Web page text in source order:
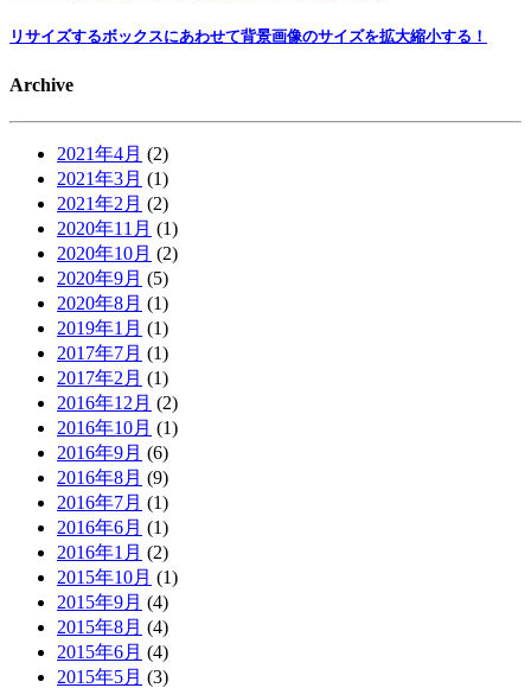
リサイズするボックスにあわせて背景画像のサイズを拡大縮小する！
Archive
2021年4月 (2)
2021年3月 (1)
2021年2月 (2)
2020年11月 (1)
2020年10月 (2)
2020年9月 (5)
2020年8月 (1)
2019年1月 (1)
2017年7月 (1)
2017年2月 (1)
2016年12月 (2)
2016年10月 (1)
2016年9月 (6)
2016年8月 (9)
2016年7月 (1)
2016年6月 (1)
2016年1月 (2)
2015年10月 (1)
2015年9月 (4)
2015年8月 (4)
2015年6月 (4)
2015年5月 (3)